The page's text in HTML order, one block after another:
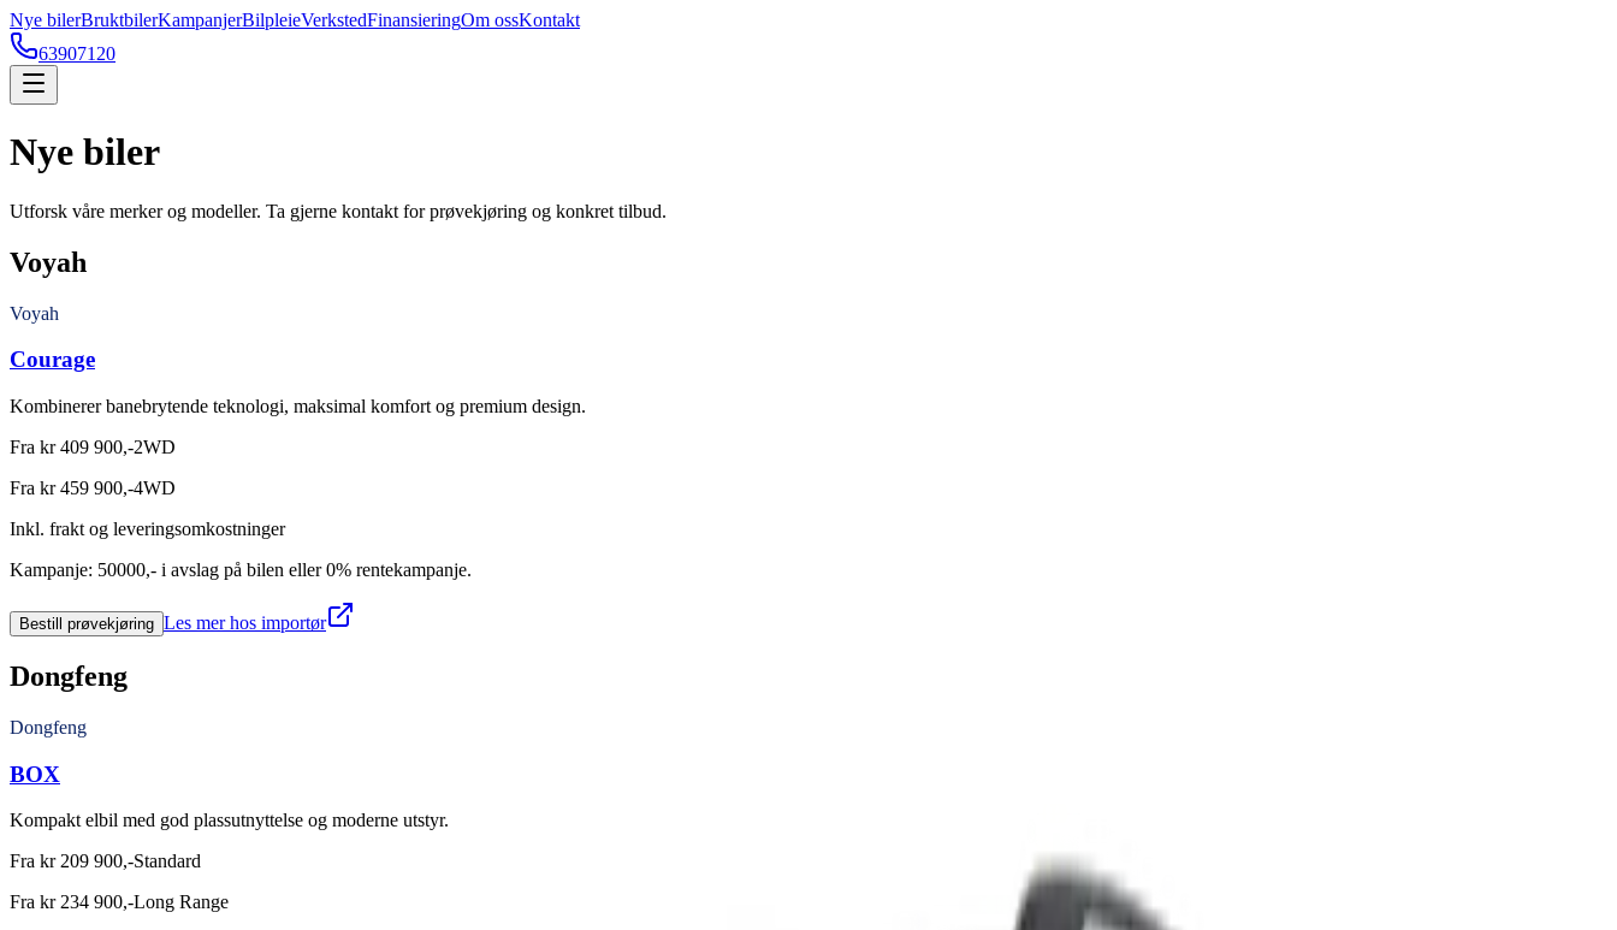
Nye bilerBruktbilerKampanjerBilpleieVerkstedFinansieringOm ossKontakt
63907120
Nye biler
Utforsk våre merker og modeller. Ta gjerne kontakt for prøvekjøring og konkret tilbud.
Voyah
Voyah
Courage
Kombinerer banebrytende teknologi, maksimal komfort og premium design.
Fra kr 409 900,-2WD
Fra kr 459 900,-4WD
Inkl. frakt og leveringsomkostninger
Kampanje: 50000,- i avslag på bilen eller 0% rentekampanje.
Bestill prøvekjøring Les mer hos importør
Dongfeng
Dongfeng
BOX
Kompakt elbil med god plassutnyttelse og moderne utstyr.
Fra kr 209 900,-Standard
Fra kr 234 900,-Long Range